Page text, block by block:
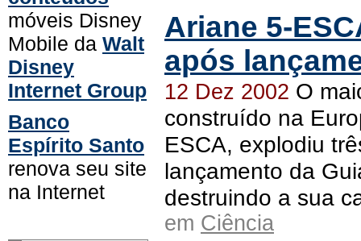
móveis Disney
Mobile da Walt
Disney
Internet Group
Banco
Espírito Santo
renova seu site
na Internet
Ariane 5-
após
12 Dez 2002 O
construído na
ESCA, explodiu
lançamento da
destruindo a sua
em Ciência